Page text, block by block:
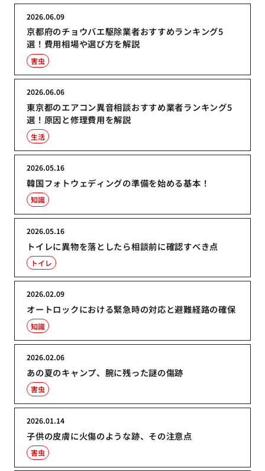
京都府のチョウバエ駆除業者おすすめランキング5
選！費用相場や選び方を解説
2026.06.09
害虫
東京都のエアコン異音相談おすすめ業者ランキング5
選！原因と修理費用を解説
2026.06.06
生活
韓国フォトウェディングの準備を始める基本！
2026.05.16
知識
トイレに異物を落としたら相談前に確認すべき点
2026.05.16
トイレ
オートロックにおける緊急時の対応と避難経路の確保
2026.02.09
知識
あの夏のキャンプ、腕に残った謎の傷跡
2026.02.06
害虫
子供の皮膚に火傷のような跡、その注意点
2026.01.14
害虫